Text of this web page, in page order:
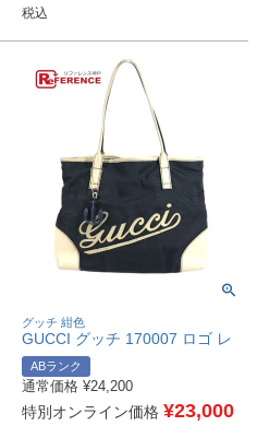
税込
グッチ 紺色
GUCCI グッチ 170007 ロゴ レ
ザー ナイロン チャーム付き
ショルダーバッグ レザー/キャ
ンバス ユニセックス ネイビー
【中古】
ABランク
通常価格 ¥24,200
特別オンライン価格 ¥23,000